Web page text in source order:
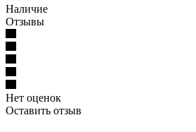
Наличие
Отзывы
Нет оценок
Оставить отзыв